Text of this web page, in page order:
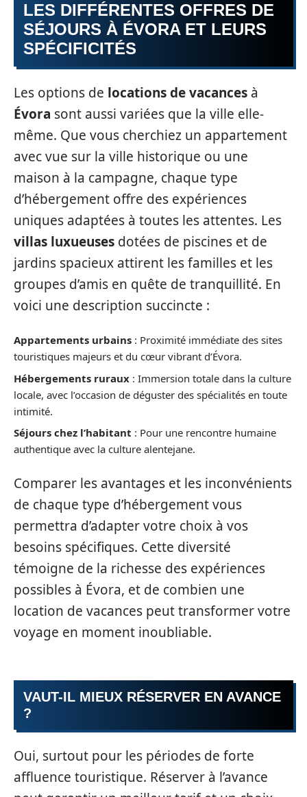
LES DIFFÉRENTES OFFRES DE
SÉJOURS À ÉVORA ET LEURS
SPÉCIFICITÉS
Les options de locations de vacances à
Évora sont aussi variées que la ville elle-
même. Que vous cherchiez un appartement
avec vue sur la ville historique ou une
maison à la campagne, chaque type
d’hébergement offre des expériences
uniques adaptées à toutes les attentes. Les
villas luxueuses dotées de piscines et de
jardins spacieux attirent les familles et les
groupes d’amis en quête de tranquillité. En
voici une description succincte :
Appartements urbains : Proximité immédiate des sites
touristiques majeurs et du cœur vibrant d’Évora.
Hébergements ruraux : Immersion totale dans la culture
locale, avec l’occasion de déguster des spécialités en toute
intimité.
Séjours chez l’habitant : Pour une rencontre humaine
authentique avec la culture alentejane.
Comparer les avantages et les inconvénients
de chaque type d’hébergement vous
permettra d’adapter votre choix à vos
besoins spécifiques. Cette diversité
témoigne de la richesse des expériences
possibles à Évora, et de combien une
location de vacances peut transformer votre
voyage en moment inoubliable.
VAUT-IL MIEUX RÉSERVER EN AVANCE
?
Oui, surtout pour les périodes de forte
affluence touristique. Réserver à l’avance